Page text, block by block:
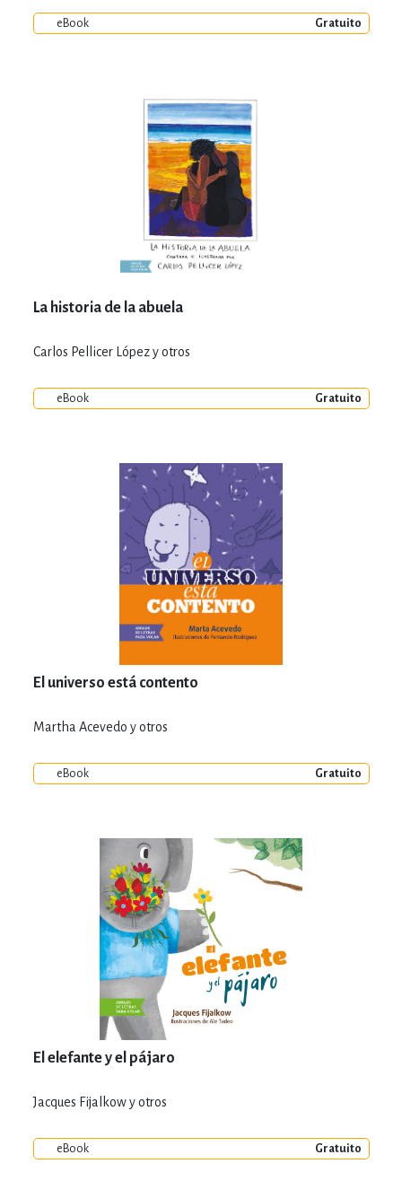
eBook Gratuito
La historia de la abuela
Carlos Pellicer López y otros
eBook Gratuito
El universo está contento
Martha Acevedo y otros
eBook Gratuito
El elefante y el pájaro
Jacques Fijalkow y otros
eBook Gratuito